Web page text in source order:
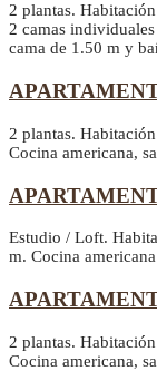
2 plantas.
2 camas
cama de 1.50 m y
2 plantas.
Cocina americana,
Estudio / Loft.
m. Cocina
2 plantas.
Cocina americana,